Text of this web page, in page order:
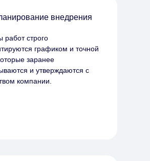
внедрения
работ строго
графиком и точной
заранее
и утверждаются с
компании.